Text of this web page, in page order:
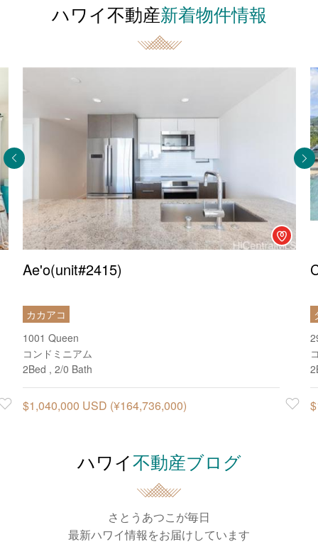
ハワイ不動産新着物件情報
Agent
Ae'o(unit#2415)
カカアコ
1001 Queen
コンドミニアム
2Bed , 2/0 Bath
$1,040,000 USD (¥164,736,000) Favorite
ハワイ不動産ブログ
さとうあつこが毎日
最新ハワイ情報をお届けしています